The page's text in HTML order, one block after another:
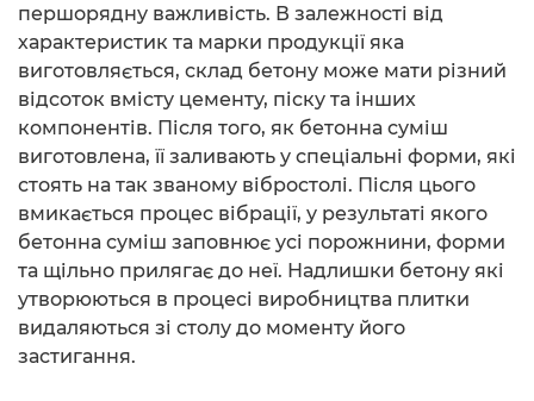
першорядну важливість. В залежності від
характеристик та марки продукції яка
виготовляється, склад бетону може мати різний
відсоток вмісту цементу, піску та інших
компонентів. Після того, як бетонна суміш
виготовлена, її заливають у спеціальні форми, які
стоять на так званому вібростолі. Після цього
вмикається процес вібрації, у результаті якого
бетонна суміш заповнює усі порожнини, форми
та щільно прилягає до неї. Надлишки бетону які
утворюються в процесі виробництва плитки
видаляються зі столу до моменту його
застигання.